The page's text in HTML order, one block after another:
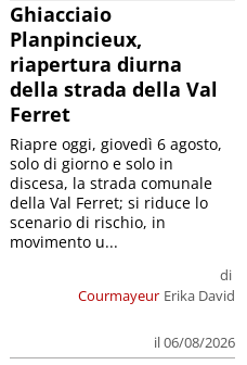
Ghiacciaio
Planpincieux,
riapertura diurna
della strada della Val
Ferret
Courmayeur
di
Erika David
il 06/08/2026
Riapre oggi, giovedì 6 agosto,
solo di giorno e solo in
discesa, la strada comunale
della Val Ferret; si riduce lo
scenario di rischio, in
movimento u...